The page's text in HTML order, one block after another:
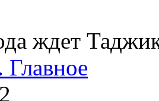
ждет
Главное